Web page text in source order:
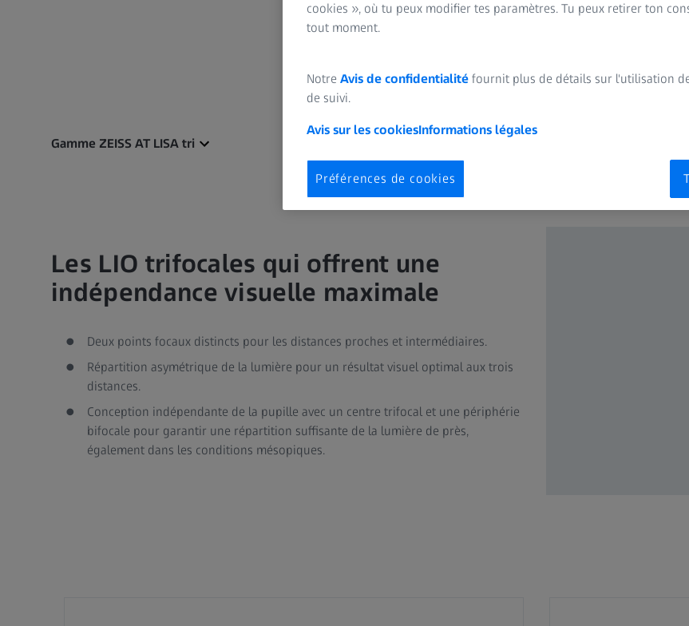
Une LIO qui a
Assistance
Gamme ZEISS AT LISA tri
Les LIO trifocales qui offrent une
indépendance visuelle maximale
Deux points focaux distincts pour les distances proches et intermédiaires.
Répartition asymétrique de la lumière pour un résultat visuel optimal aux trois
distances.
Conception indépendante de la pupille avec un centre trifocal et une périphérie
bifocale pour garantir une répartition suffisante de la lumière de près,
également dans les conditions mésopiques.
cookies », où tu peux modifier tes paramètres. Tu peux retirer ton
tout moment.
Notre Avis de confidentialité fournit plus de détails sur l'utilisation
de suivi.
Avis sur les cookiesInformations légales
Préférences de cookies